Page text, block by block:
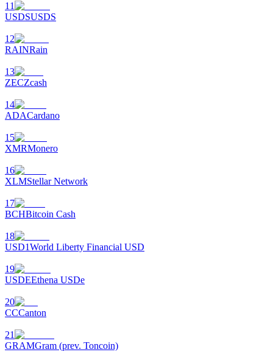
คว้าผลกำไรระยะยาวและผลประโยชน์ที่ยืดหยุ่น
เรียนรู้ Staking
เรียนรู้เกี่ยวกับการสร้างรายได้แบบพาสซีฟ
Bitrue
11
USDSUSDS
12
RAINRain
13
ZECZcash
14
ADACardano
15
XMRMonero
16
XLMStellar Network
17
BCHBitcoin Cash
18
USD1World Liberty Financial USD
19
USDEEthena USDe
20
CCCanton
21
GRAMGram (prev. Toncoin)